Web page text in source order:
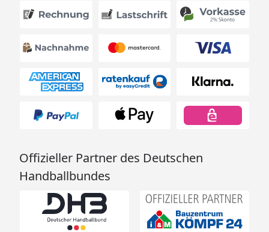
Offizieller Partner des Deutschen
Handballbundes